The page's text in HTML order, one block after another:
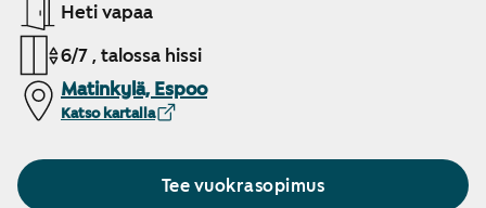
Heti vapaa
6/7 , talossa hissi
Matinkylä, Espoo
Katso kartalla
Tee vuokrasopimus